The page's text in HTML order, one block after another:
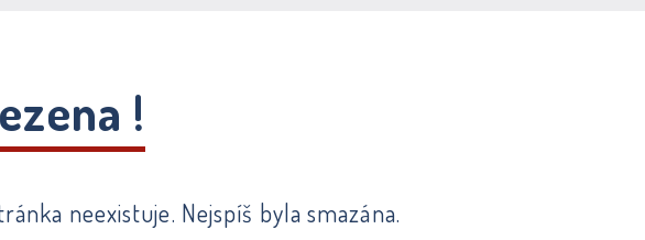
!
neexistuje. Nejspíš byla smazána.